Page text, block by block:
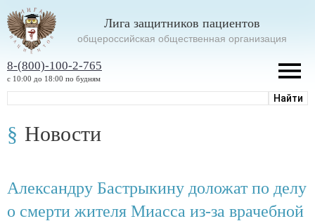
Лига защитников пациентов
oбщероссийская общественная организация
8-(800)-100-2-765
с 10:00 до 18:00 по будням
Новости
Александру Бастрыкину доложат по делу
о смерти жителя Миасса из-за врачебной